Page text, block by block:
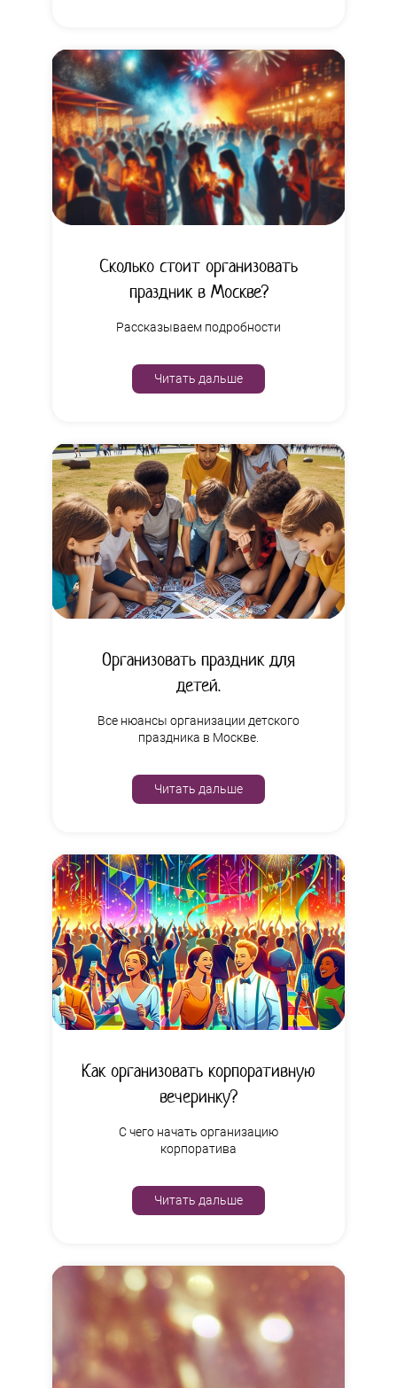
Сколько стоит организовать
праздник в Москве?
Рассказываем подробности
Читать дальше
Организовать праздник для
детей.
Все нюансы организации детского
праздника в Москве.
Читать дальше
Как организовать корпоративную
вечеринку?
С чего начать организацию
корпоратива
Читать дальше